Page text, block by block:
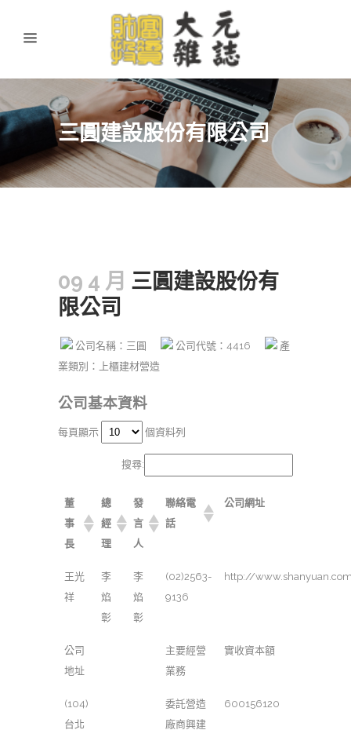
三圓建設股份有限公司
09 4 月 三圓建設股份有
限公司
公司名稱：三圓 公司代號：4416
產
業類別：上櫃建材營造
公司基本資料
每頁顯示 個資料列
搜尋:
董
事
長
總
經
理
發
言
人
聯絡電
話
公司網址
王光
祥
李
焰
彰
李
焰
彰
(02)2563-
9136
http://
公司
地址
主要經營
業務
實收資本額
(104)
台北
委託營造
廠商興建
600156120